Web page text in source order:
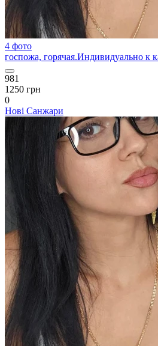
4 фото
госпожа, горячая.Индивидуально к
981
1250 грн
0
Нові Санжари